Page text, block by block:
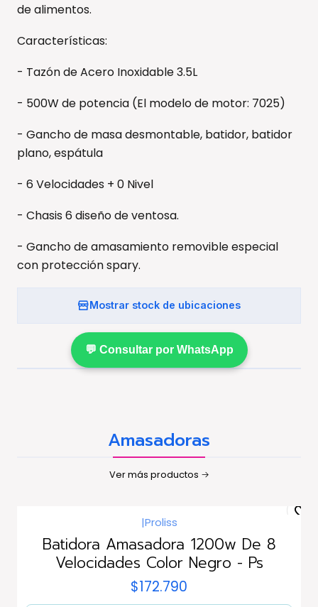
de alimentos.
Características:
- Tazón de Acero Inoxidable 3.5L
- 500W de potencia (El modelo de motor: 7025)
- Gancho de masa desmontable, batidor, batidor
plano, espátula
- 6 Velocidades + 0 Nivel
- Chasis 6 diseño de ventosa.
- Gancho de amasamiento removible especial
con protección spary.
Mostrar stock de ubicaciones
💬 Consultar por WhatsApp
Amasadoras
Ver más productos
|Proliss
Batidora Amasadora 1200w De 8
Velocidades Color Negro - Ps
$172.790